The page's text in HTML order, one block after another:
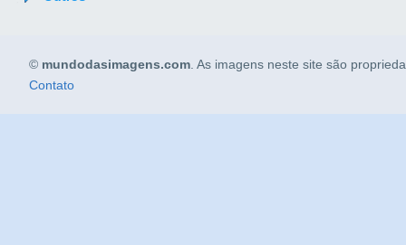
© mundodasimagens.com . As imagens neste site são
Contato